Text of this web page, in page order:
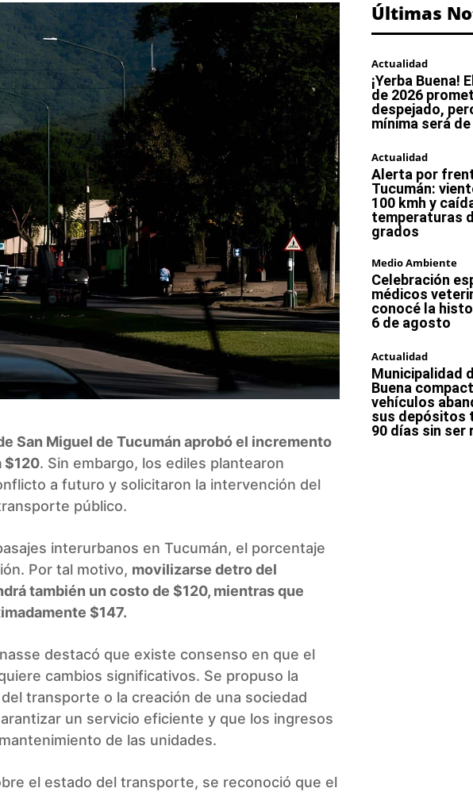
San Miguel de Tucumán aprobó el incremento
$120. Sin embargo, los ediles plantearon
a futuro y solicitaron la intervención del
público.
interurbanos en Tucumán, el porcentaje
Por tal motivo, movilizarse detro del
también un costo de $120, mientras que
$147.
destacó que existe consenso en que el
cambios significativos. Se propuso la
transporte o la creación de una sociedad
un servicio eficiente y que los ingresos
de las unidades.
el estado del transporte, se reconoció que el
Últimas
Actualidad
¡Yerba Buena!
de 2026
despejado,
mínima será de
Actualidad
Alerta por
Tucumán:
100 kmh y
temperaturas
grados
Medio Ambiente
Celebración
médicos
conocé la
6 de agosto
Actualidad
Municipalidad
Buena
vehículos
sus depósitos
90 días sin ser